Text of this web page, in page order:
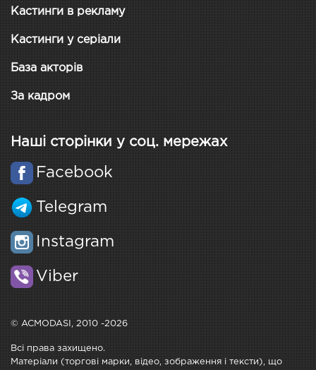
Кастинги в рекламу
Кастинги у серіали
База акторів
За кадром
Наші сторінки у соц. мережах
Facebook
Telegram
Instagram
Viber
© ACMODASI, 2010 -2026
Всі права захищено.
Матеріали (торгові марки, відео, зображення і тексти), що